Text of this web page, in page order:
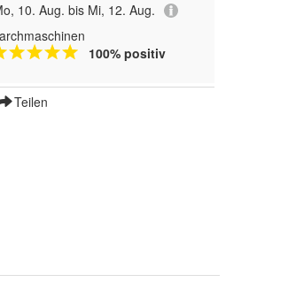
10. Aug. bis Mi, 12. Aug.
100% positiv
Teilen